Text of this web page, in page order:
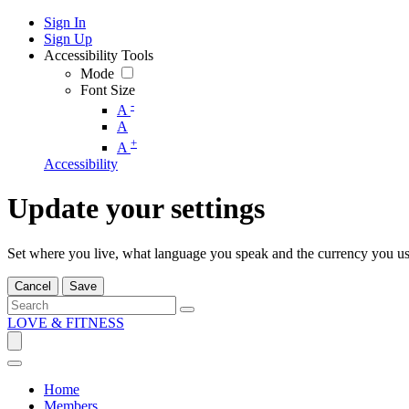
Sign In
Sign Up
Accessibility Tools
Mode
Font Size
A -
A
A +
Accessibility
Update your settings
Set where you live, what language you speak and the currency you
Cancel Save
LOVE & FITNESS
Home
Members